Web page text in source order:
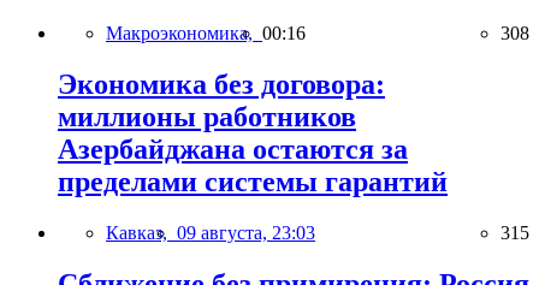
Макроэкономика, 00:16 308
Экономика без договора:
миллионы работников
Азербайджана остаются за
пределами системы гарантий
Кавказ, 09 августа, 23:03 315